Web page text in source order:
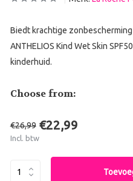
Biedt krachtige
ANTHELIOS Kind Wet Skin
kinderhuid.
Choose from:
€26,99 €22,99
Incl. btw